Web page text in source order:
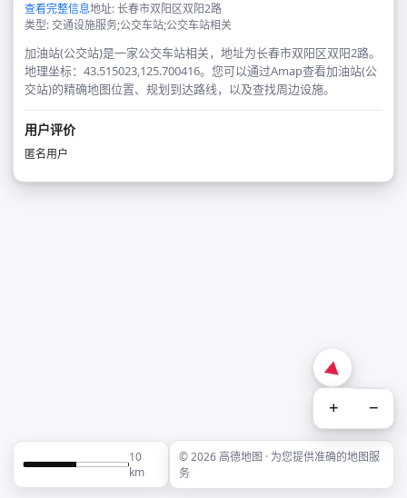
查看完整信息地址: 长春市双阳区双阳2路
类型: 交通设施服务;公交车站;公交车站相关
加油站(公交站)是一家公交车站相关，地址为长春市双阳区双阳2路。
地理坐标：43.515023,125.700416。您可以通过Amap查看加油站(公
交站)的精确地图位置、规划到达路线，以及查找周边设施。
用户评价
匿名用户
+ −
10
km
© 2026 高德地图 · 为您提供准确的地图服
务